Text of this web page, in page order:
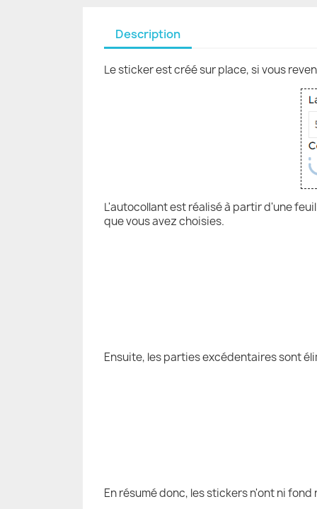
Description
Le sticker est créé sur place, si vous
L'autocollant est réalisé à partir d'une
que vous avez choisies.
Ensuite, les parties excédentaires sont
En résumé donc, les stickers n'ont ni